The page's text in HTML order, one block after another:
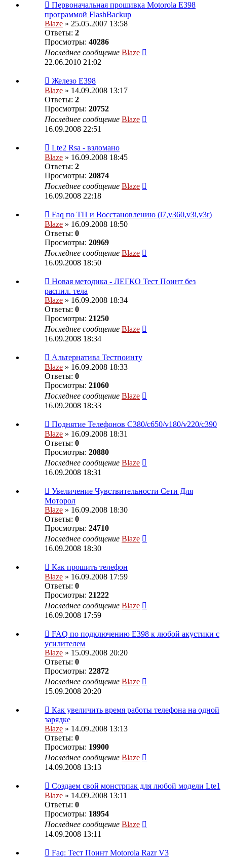
Первоначальная прошивка Motorola E398
программой FlashBackup
Blaze » 25.05.2007 13:58
Ответы: 2
Просмотры: 40286
Последнее сообщение Blaze
22.06.2010 21:02
Железо Е398
Blaze » 14.09.2008 13:17
Ответы: 2
Просмотры: 20752
Последнее сообщение Blaze
16.09.2008 22:51
Lte2 Rsa - взломано
Blaze » 16.09.2008 18:45
Ответы: 2
Просмотры: 20874
Последнее сообщение Blaze
16.09.2008 22:18
Faq по ТП и Восcтановлению (l7,v360,v3i,v3r)
Blaze » 16.09.2008 18:50
Ответы: 0
Просмотры: 20969
Последнее сообщение Blaze
16.09.2008 18:50
Новая методика - ЛЕГКО Тест Поинт без
распил. тела
Blaze » 16.09.2008 18:34
Ответы: 0
Просмотры: 21250
Последнее сообщение Blaze
16.09.2008 18:34
Альтернатива Тестпоинту
Blaze » 16.09.2008 18:33
Ответы: 0
Просмотры: 21060
Последнее сообщение Blaze
16.09.2008 18:33
Поднятие Телефонов C380/c650/v180/v220/c390
Blaze » 16.09.2008 18:31
Ответы: 0
Просмотры: 20880
Последнее сообщение Blaze
16.09.2008 18:31
Увеличение Чувствительности Сети Для
Моторол
Blaze » 16.09.2008 18:30
Ответы: 0
Просмотры: 24710
Последнее сообщение Blaze
16.09.2008 18:30
Как прошить телефон
Blaze » 16.09.2008 17:59
Ответы: 0
Просмотры: 21222
Последнее сообщение Blaze
16.09.2008 17:59
FAQ по подключению E398 к любой акустики с
усилителем
Blaze » 15.09.2008 20:20
Ответы: 0
Просмотры: 22872
Последнее сообщение Blaze
15.09.2008 20:20
Как увеличить время работы телефона на одной
зарядке
Blaze » 14.09.2008 13:13
Ответы: 0
Просмотры: 19900
Последнее сообщение Blaze
14.09.2008 13:13
Создаем свой монстрпак для любой модели Lte1
Blaze » 14.09.2008 13:11
Ответы: 0
Просмотры: 18954
Последнее сообщение Blaze
14.09.2008 13:11
Faq: Тест Поинт Motorola Razr V3